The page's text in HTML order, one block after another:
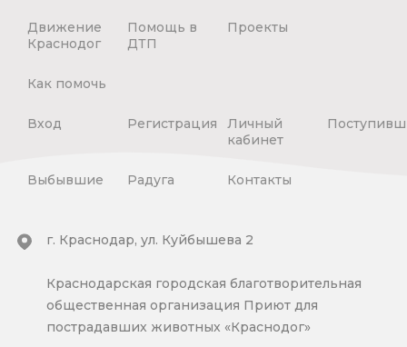
Движение
Краснодог
Помощь в
ДТП
Проекты
Как помочь
Вход Регистрация
Личный
кабинет
Выбывшие Радуга Контакты
г. Краснодар, ул. Куйбышева 2
Краснодарская городская благотворительная
общественная организация Приют для
пострадавших животных «Краснодог»